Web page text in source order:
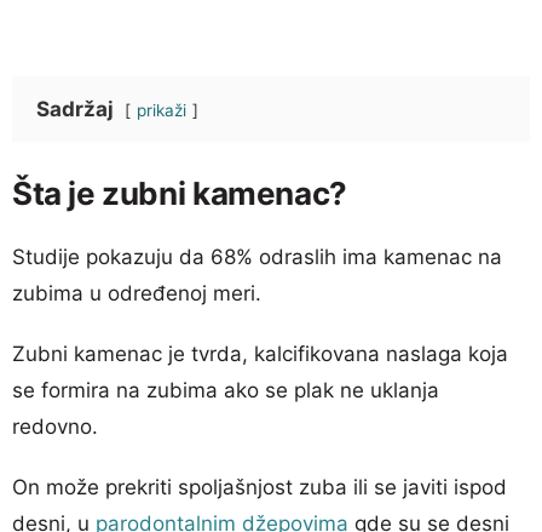
Sadržaj prikaži
Šta je zubni kamenac?
Studije pokazuju da 68% odraslih ima kamenac na
zubima u određenoj meri.
Zubni kamenac je tvrda, kalcifikovana naslaga koja
se formira na zubima ako se plak ne uklanja
redovno.
On može prekriti spoljašnjost zuba ili se javiti ispod
desni, u parodontalnim džepovima gde su se desni